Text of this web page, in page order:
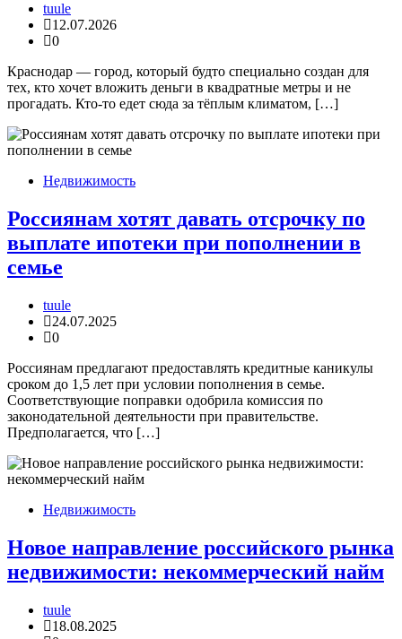
tuule
12.07.2026
0
Краснодар — город, который будто специально создан для
тех, кто хочет вложить деньги в квадратные метры и не
прогадать. Кто-то едет сюда за тёплым климатом, […]
Недвижимость
Россиянам хотят давать отсрочку по
выплате ипотеки при пополнении в
семье
tuule
24.07.2025
0
Россиянам предлагают предоставлять кредитные каникулы
сроком до 1,5 лет при условии пополнения в семье.
Соответствующие поправки одобрила комиссия по
законодательной деятельности при правительстве.
Предполагается, что […]
Недвижимость
Новое направление российского рынка
недвижимости: некоммерческий найм
tuule
18.08.2025